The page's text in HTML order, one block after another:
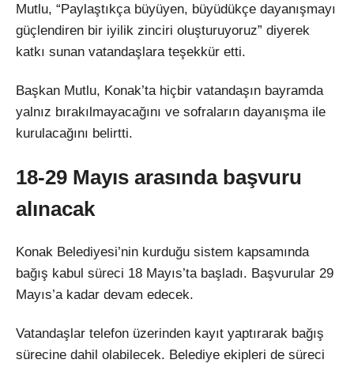
Mutlu, “Paylaştıkça büyüyen, büyüdükçe dayanışmayı
güçlendiren bir iyilik zinciri oluşturuyoruz” diyerek
katkı sunan vatandaşlara teşekkür etti.
Başkan Mutlu, Konak’ta hiçbir vatandaşın bayramda
yalnız bırakılmayacağını ve sofraların dayanışma ile
kurulacağını belirtti.
18-29 Mayıs arasında başvuru
alınacak
Konak Belediyesi’nin kurduğu sistem kapsamında
bağış kabul süreci 18 Mayıs’ta başladı. Başvurular 29
Mayıs’a kadar devam edecek.
Vatandaşlar telefon üzerinden kayıt yaptırarak bağış
sürecine dahil olabilecek. Belediye ekipleri de süreci